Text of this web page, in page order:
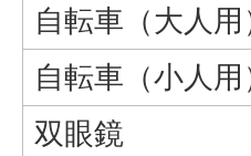
自転車（大人用
自転車（小人用
双眼鏡